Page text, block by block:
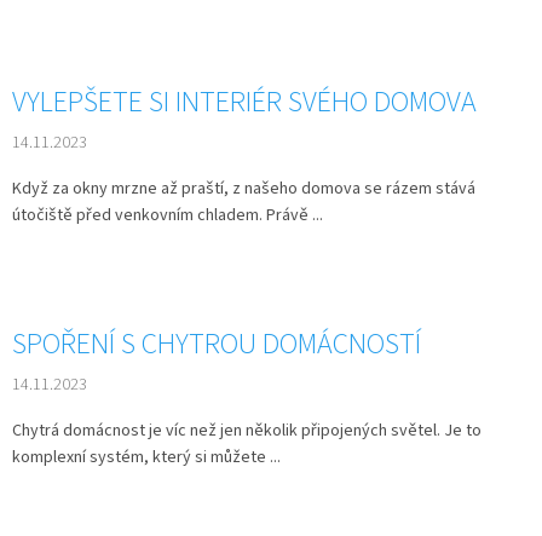
VYLEPŠETE SI INTERIÉR SVÉHO DOMOVA
14.11.2023
Když za okny mrzne až praští, z našeho domova se rázem stává
útočiště před venkovním chladem. Právě ...
SPOŘENÍ S CHYTROU DOMÁCNOSTÍ
14.11.2023
Chytrá domácnost je víc než jen několik připojených světel. Je to
komplexní systém, který si můžete ...